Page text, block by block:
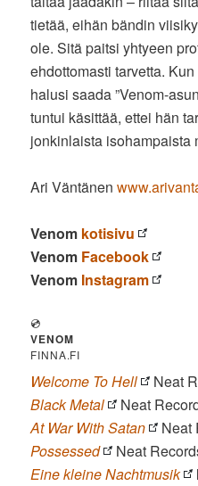
tietää, eihän bändin
ole. Sitä paitsi yhtyeen
ehdottomasti tarvetta.
halusi saada ”Venom-
tuntui käsittää, ettei hän
jonkinlaista isohampaista
Ari Väntänen
Venom kotisivu
Venom Facebook
Venom Instagram
💿
VENOM
FINNA.FI
Welcome To Hell
Neat
Black Metal
Neat
At War With Satan
Neat
Possessed
Neat
Eine kleine Nachtmusik